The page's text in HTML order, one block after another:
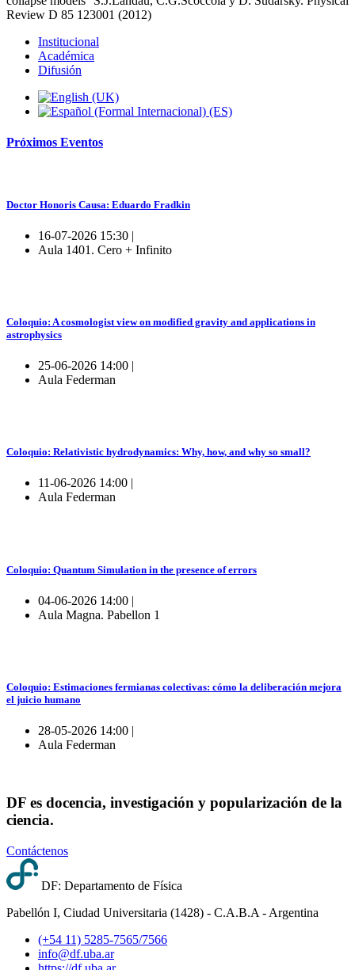
Review D 85 123001 (2012)
Institucional
Académica
Difusión
Próximos Eventos
Doctor Honoris Causa: Eduardo Fradkin
16-07-2026 15:30 |
Aula 1401. Cero + Infinito
Coloquio: A cosmologist view on modified gravity and applications in
astrophysics
25-06-2026 14:00 |
Aula Federman
Coloquio: Relativistic hydrodynamics: Why, how, and why so small?
11-06-2026 14:00 |
Aula Federman
Coloquio: Quantum Simulation in the presence of errors
04-06-2026 14:00 |
Aula Magna. Pabellon 1
Coloquio: Estimaciones fermianas colectivas: cómo la deliberación mejora
el juicio humano
28-05-2026 14:00 |
Aula Federman
DF es docencia, investigación y popularización de la
ciencia.
Contáctenos
DF: Departamento de Física
Pabellón I, Ciudad Universitaria (1428) - C.A.B.A - Argentina
(+54 11) 5285-7565/7566
info@df.uba.ar